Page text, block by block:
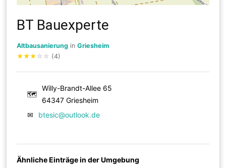
BT Bauexperte
Altbausanierung inGriesheim
★★★ ☆ ☆ (4)
🗺
Willy-Brandt-Allee 65
64347 Griesheim
✉
btesic@outlook.de
Ähnliche Einträge in der Umgebung